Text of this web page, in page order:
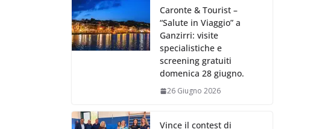
Caronte & Tourist –
“Salute in Viaggio” a
Ganzirri: visite
specialistiche e
screening gratuiti
domenica 28 giugno.
26 Giugno 2026
Vince il contest di